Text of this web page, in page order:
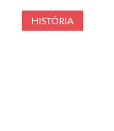
HISTÓRIA